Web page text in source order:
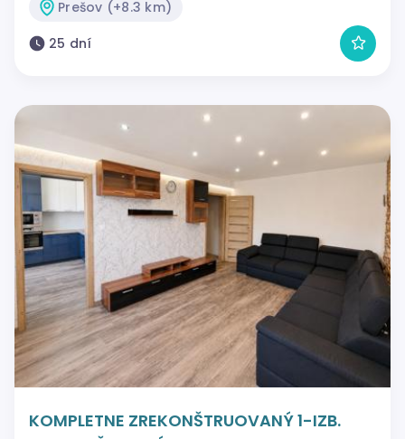
Prešov (+8.3 km)
25 dní
KOMPLETNE ZREKONŠTRUOVANÝ 1-IZB.